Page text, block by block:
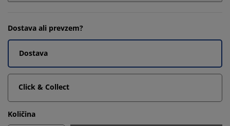
Dostava ali prevzem?
Dostava
Click & Collect
Količina